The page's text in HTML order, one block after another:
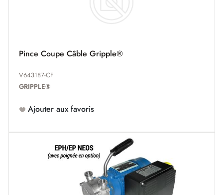
Pince Coupe Câble Gripple®
V643187-CF
GRIPPLE®
Ajouter aux favoris